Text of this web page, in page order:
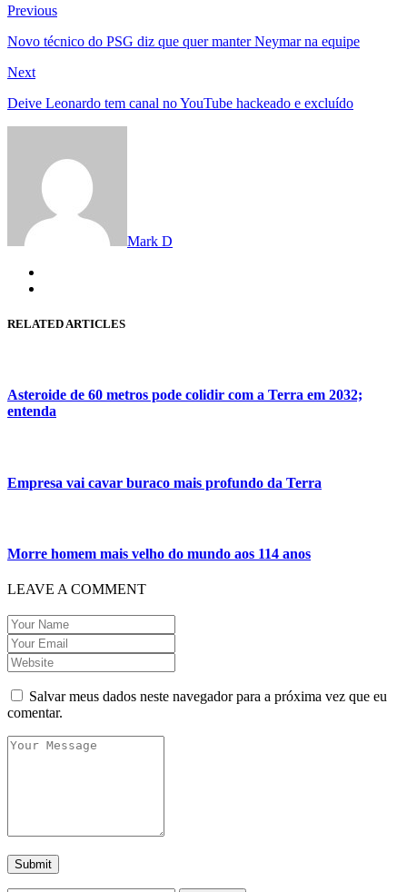
Navegação
de
Post
PreviousPrevious
Novo técnico do PSG diz que quer manter Neymar na equipe
NextNext
Deive Leonardo tem canal no YouTube hackeado e excluído
Mark D
RELATED ARTICLES
Asteroide de 60 metros pode colidir com a Terra em 2032;
entenda
Empresa vai cavar buraco mais profundo da Terra
Morre homem mais velho do mundo aos 114 anos
LEAVE A COMMENT
Salvar meus dados neste navegador para a próxima vez que eu
comentar.